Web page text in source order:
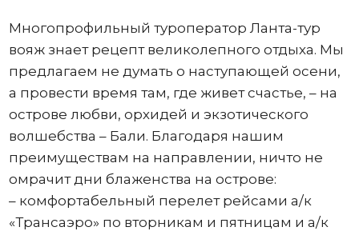
Многопрофильный туроператор Ланта-тур
вояж знает рецепт великолепного отдыха. Мы
предлагаем не думать о наступающей осени,
а провести время там, где живет счастье, – на
острове любви, орхидей и экзотического
волшебства – Бали. Благодаря нашим
преимуществам на направлении, ничто не
омрачит дни блаженства на острове:
– комфортабельный перелет рейсами а/к
«Трансаэро» по вторникам и пятницам и а/к